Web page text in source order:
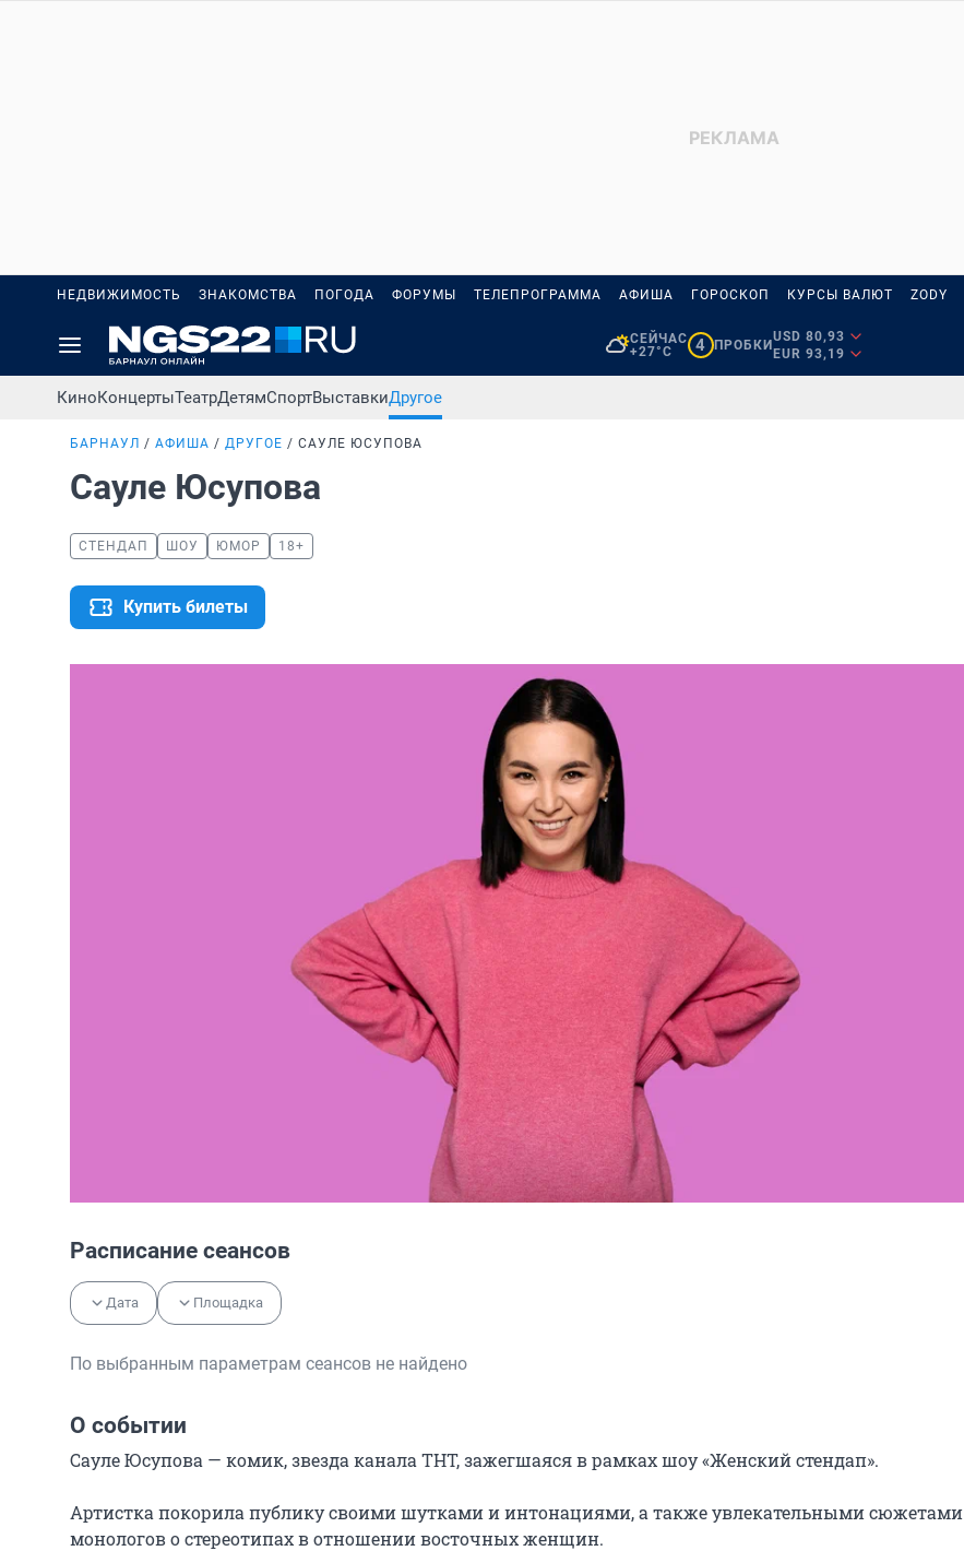
НЕДВИЖИМОСТЬ ЗНАКОМСТВА ПОГОДА ФОРУМЫ ТЕЛЕПРОГРАММА АФИША ГОРОСКОП КУРСЫ ВАЛЮТ ZODY
СЕЙЧАС
+27°C
4 ПРОБКИ
USD 80,93
EUR 93,19
КиноКонцертыТеатрДетямСпортВыставкиДругое
БАРНАУЛ АФИША ДРУГОЕ САУЛЕ ЮСУПОВА
Сауле Юсупова
СТЕНДАП ШОУ ЮМОР 18+
Купить билеты
Расписание сеансов
Дата Площадка
По выбранным параметрам сеансов не найдено
О событии
Сауле Юсупова — комик, звезда канала ТНТ, зажегшаяся в рамках шоу «Женский стендап».
Артистка покорила публику своими шутками и интонациями, а также увлекательными сюжетами
монологов о стереотипах в отношении восточных женщин.